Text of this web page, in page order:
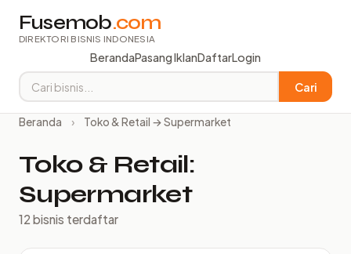
Fusemob.com
DIREKTORI BISNIS INDONESIA
BerandaPasang IklanDaftarLogin
Cari
Beranda › Toko & Retail → Supermarket
Toko & Retail:
Supermarket
12 bisnis terdaftar